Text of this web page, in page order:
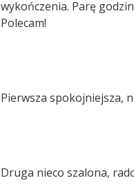
wykończenia. Parę
Polecam!
Pierwsza spokojniejsza,
Druga nieco szalona,